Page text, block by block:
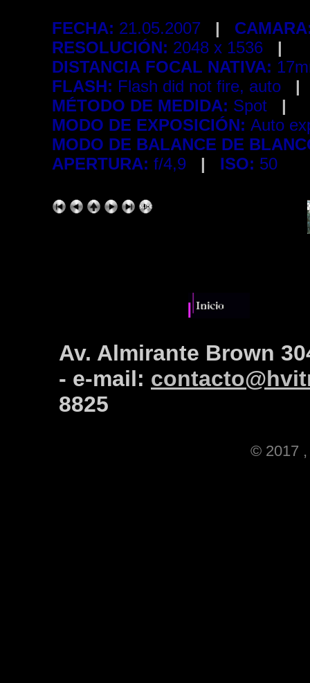
FECHA: 21.05.2007 |
RESOLUCIÓN: 2048 x 1536
|
DISTANCIA FOCAL NATIVA:
FLASH: Flash did not fire, auto
|
MÉTODO DE MEDIDA: Spot
|
MODO DE EXPOSICIÓN: Auto
MODO DE BALANCE DE
APERTURA: f/4,9 | ISO: 50
Av. Almirante Brown
- e-mail:
8825
© 2017 ,